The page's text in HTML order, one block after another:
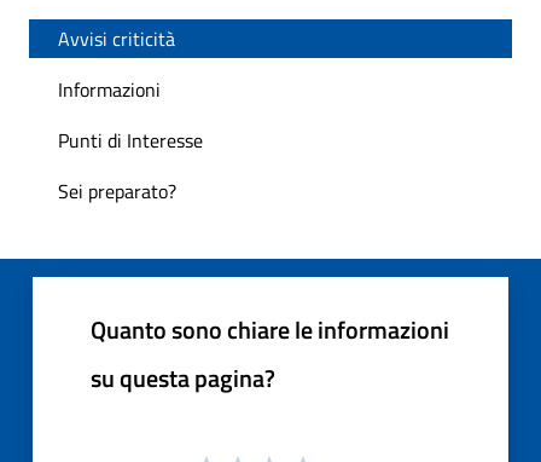
Avvisi criticità
Informazioni
Punti di Interesse
Sei preparato?
Quanto sono chiare le informazioni
su questa pagina?